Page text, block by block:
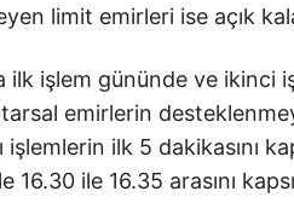
limit emirleri ise açık
ilk işlem gününde ve ikinci
emirlerin
işlemlerin ilk 5 dakikasını
16.30 ile 16.35 arasını